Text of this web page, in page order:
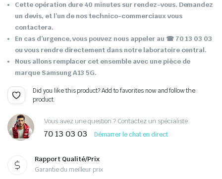
Cette opération dure 40 minutes sur rendez-vous. Demandez
un devis, et l’un de nos technico-commerciaux vous
contactera.
En cas d’urgence, vous pouvez nous appeler au ☎ 70 13 03 03
ou vous rendre directement dans notre laboratoire central.
Nous allons remplacer cet ensemble avec une pièce de
marque Samsung A13 5G.
Did you like this product? Add to favorites now and follow the
product.
Vous avez une question ? Contactez un spécialiste
70 13 03 03 Démarrer le chat en direct
Rapport Qualité/Prix
Garantie du meilleur prix